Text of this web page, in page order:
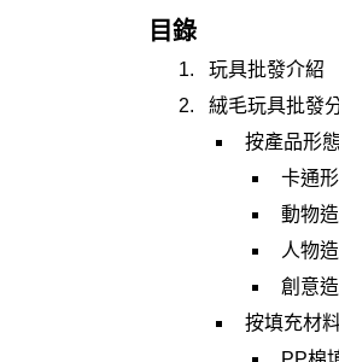
目錄
玩具批發介紹
絨毛玩具批發
按產品形
卡通
動物
人物
創意
按填充材